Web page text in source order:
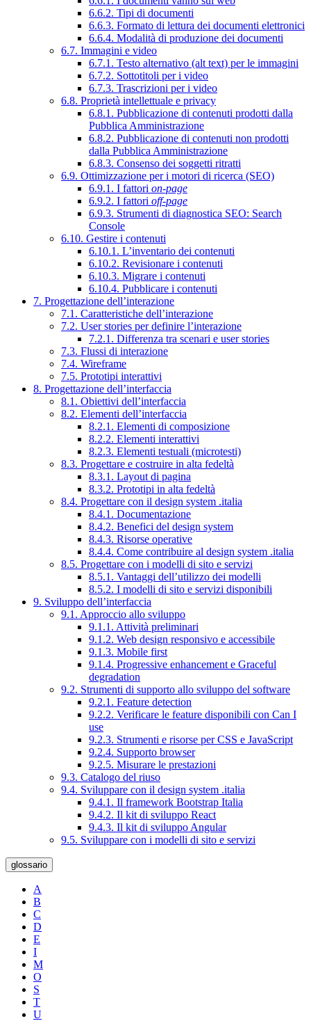
6.6.2. Tipi di documenti
6.6.3. Formato di lettura dei documenti elettronici
6.6.4. Modalità di produzione dei documenti
6.7. Immagini e video
6.7.1. Testo alternativo (alt text) per le immagini
6.7.2. Sottotitoli per i video
6.7.3. Trascrizioni per i video
6.8. Proprietà intellettuale e privacy
6.8.1. Pubblicazione di contenuti prodotti dalla
Pubblica Amministrazione
6.8.2. Pubblicazione di contenuti non prodotti
dalla Pubblica Amministrazione
6.8.3. Consenso dei soggetti ritratti
6.9. Ottimizzazione per i motori di ricerca (SEO)
6.9.1. I fattori on-page
6.9.2. I fattori off-page
6.9.3. Strumenti di diagnostica SEO: Search
Console
6.10. Gestire i contenuti
6.10.1. L’inventario dei contenuti
6.10.2. Revisionare i contenuti
6.10.3. Migrare i contenuti
6.10.4. Pubblicare i contenuti
7. Progettazione dell’interazione
7.1. Caratteristiche dell’interazione
7.2. User stories per definire l’interazione
7.2.1. Differenza tra scenari e user stories
7.3. Flussi di interazione
7.4. Wireframe
7.5. Prototipi interattivi
8. Progettazione dell’interfaccia
8.1. Obiettivi dell’interfaccia
8.2. Elementi dell’interfaccia
8.2.1. Elementi di composizione
8.2.2. Elementi interattivi
8.2.3. Elementi testuali (microtesti)
8.3. Progettare e costruire in alta fedeltà
8.3.1. Layout di pagina
8.3.2. Prototipi in alta fedeltà
8.4. Progettare con il design system .italia
8.4.1. Documentazione
8.4.2. Benefici del design system
8.4.3. Risorse operative
8.4.4. Come contribuire al design system .italia
8.5. Progettare con i modelli di sito e servizi
8.5.1. Vantaggi dell’utilizzo dei modelli
8.5.2. I modelli di sito e servizi disponibili
9. Sviluppo dell’interfaccia
9.1. Approccio allo sviluppo
9.1.1. Attività preliminari
9.1.2. Web design responsivo e accessibile
9.1.3. Mobile first
9.1.4. Progressive enhancement e Graceful
degradation
9.2. Strumenti di supporto allo sviluppo del software
9.2.1. Feature detection
9.2.2. Verificare le feature disponibili con Can I
use
9.2.3. Strumenti e risorse per CSS e JavaScript
9.2.4. Supporto browser
9.2.5. Misurare le prestazioni
9.3. Catalogo del riuso
9.4. Sviluppare con il design system .italia
9.4.1. Il framework Bootstrap Italia
9.4.2. Il kit di sviluppo React
9.4.3. Il kit di sviluppo Angular
9.5. Sviluppare con i modelli di sito e servizi
glossario
A
B
C
D
E
I
M
O
S
T
U